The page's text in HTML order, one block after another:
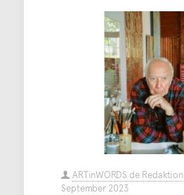
ARTinWORDS.de Redaktion
September 2023